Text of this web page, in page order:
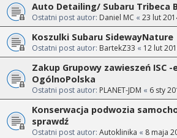
Auto Detailing/ Subaru Tribeca
Ostatni post autor: Daniel MC « 23 lut
Koszulki Subaru SidewayNature
Ostatni post autor: BartekZ33 « 12 lut
Zakup Grupowy zawieszeń ISC -
OgólnoPolska
Ostatni post autor: PLANET-JDM « 6 sty
Konserwacja podwozia
sprawdź
Ostatni post autor: Autoklinika « 8 maja